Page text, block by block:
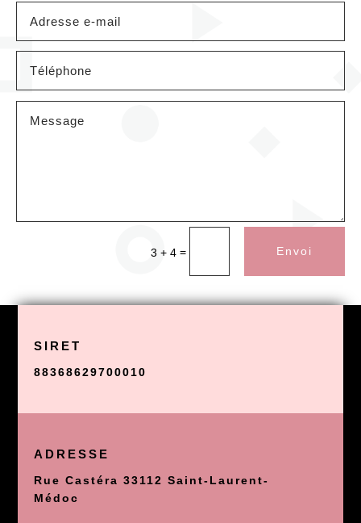
3 + 4 = Envoi
SIRET
88368629700010
ADRESSE
Rue Castéra 33112 Saint-Laurent-
Médoc